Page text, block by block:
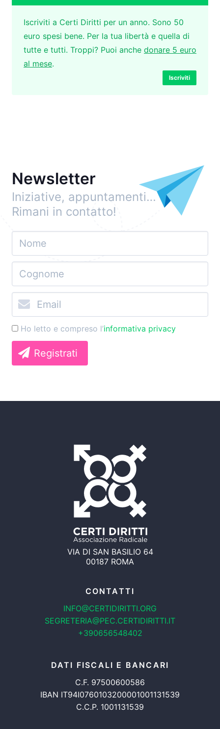
Iscriviti a Certi Diritti per un anno. Sono 50
euro spesi bene. Per la tua libertà e quella di
tutte e tutti. Troppi? Puoi anche donare 5 euro
al mese.
Iscriviti
Newsletter
Iniziative, appuntamenti…
Rimani in contatto!
Ho letto e compreso l’informativa privacy
Registrati
VIA DI SAN BASILIO 64
00187 ROMA
CONTATTI
INFO@CERTIDIRITTI.ORG
SEGRETERIA@PEC.CERTIDIRITTI.IT
+390656548402
DATI FISCALI E BANCARI
C.F. 97500600586
IBAN IT94I0760103200001001131539
C.C.P. 1001131539